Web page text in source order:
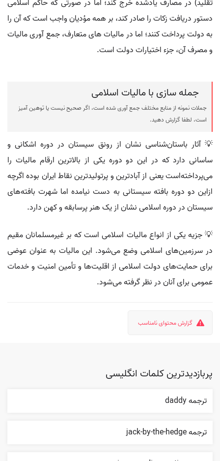
تقلید) در مصارف یادشده خرج کند؛ اما در صورتی که حاکم اسلامی
دستور دریافت زکات را صادر کند، بر همه مؤدیان واجب است که آن را
به دولت پرداخت کنند؛ اما در مالیات های متعارف، جمع آوری مالیات
و مصرف آن، جزء اختیارات دولت است.
جمله سازی با مالیات اسلامی
جملات نمونه از منابع مختلف جمع آوری شده است، اگر صحیح نیست یا توهین آمیز
است، لطفا گزارش دهید.
💡 آثار باستان‌شناسی نشان از رونق سیستان در دوره اشکانی و
ساسانی دارد که در این دو دوره یکی از بالاترین ارقام مالیات را
می‌پرداخته‌است یعنی از آبادترین و پرتولیدترین نقاط ایران بوده اگرچه
ازاین دو دوره بافته سیستانی به دست نیامده اما شهرت بافته‌های
سیستان در دوره اسلامی نشان از یک هنر پرسابقه و کهن دارد.
💡 جزیه یکی از انواع مالیات اسلامی است که بر غیرمسلمانان مقیم
در سرزمین‌های اسلامی وضع می‌شود. این مالیات به عنوان عوضی
برای حمایت‌های دولت اسلامی از اقلیت‌ها و تأمین امنیت و خدمات
عمومی برای آنان در نظر گرفته می‌شود.
گزارش محتوای نامناسب
پربازدیدترین کلمات انگلیسی
ترجمه daddy
ترجمه jack-by-the-hedge